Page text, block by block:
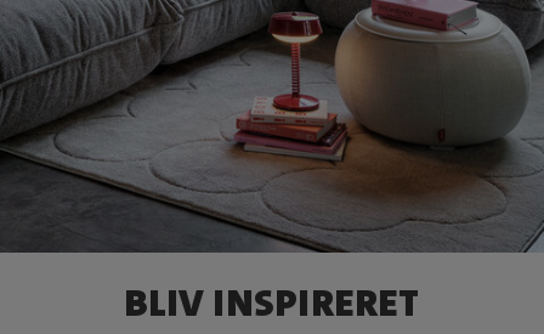
BLIV INSPIRERET